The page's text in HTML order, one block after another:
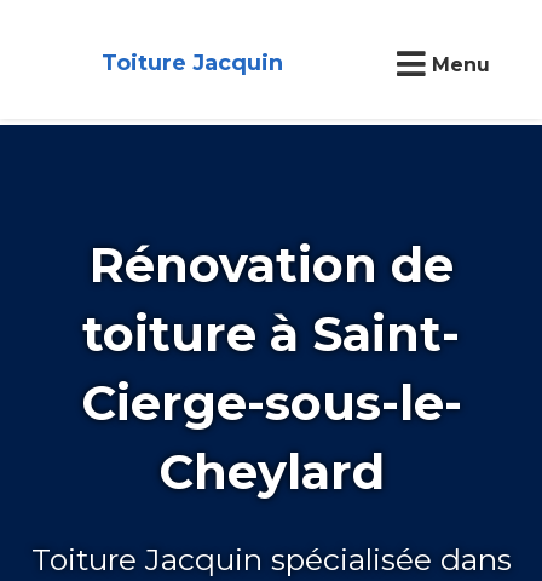
Toiture Jacquin Menu
Rénovation de
toiture à Saint-
Cierge-sous-le-
Cheylard
Toiture Jacquin spécialisée dans